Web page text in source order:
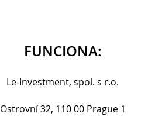
FUNCIONA:
Le-Investment, spol. s r.o.
Ostrovní 32, 110 00 Prague 1